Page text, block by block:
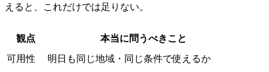
えると、これだけでは足りない。
観点
本当に問うべきこと
可用性
明日も同じ地域・同じ条件で使えるか